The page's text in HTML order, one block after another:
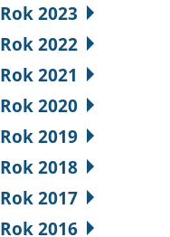
Rok 2023
Rok 2022
Rok 2021
Rok 2020
Rok 2019
Rok 2018
Rok 2017
Rok 2016